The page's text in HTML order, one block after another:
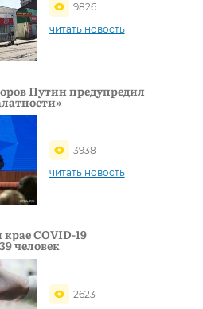
9826
читать новость
Путин предупредил
3938
читать новость
COVID-19
человек
2623